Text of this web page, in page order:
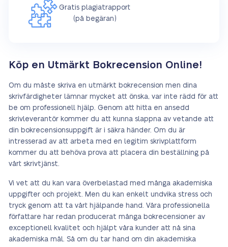
Gratis plagiatrapport
(på begäran)
Köp en Utmärkt Bokrecension Online!
Om du måste skriva en utmärkt bokrecension men dina
skrivfärdigheter lämnar mycket att önska, var inte rädd för att
be om professionell hjälp. Genom att hitta en ansedd
skrivleverantör kommer du att kunna slappna av vetande att
din bokrecensionsuppgift är i säkra händer. Om du är
intresserad av att arbeta med en legitim skrivplattform
kommer du att behöva prova att placera din beställning på
vårt skrivtjänst.
Vi vet att du kan vara överbelastad med många akademiska
uppgifter och projekt. Men du kan enkelt undvika stress och
tryck genom att ta vårt hjälpande hand. Våra professionella
författare har redan producerat många bokrecensioner av
exceptionell kvalitet och hjälpt våra kunder att nå sina
akademiska mål. Så om du tar hand om din akademiska